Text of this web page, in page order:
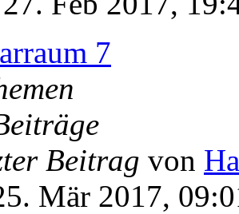
7
Beitrag von
Mär 2017,